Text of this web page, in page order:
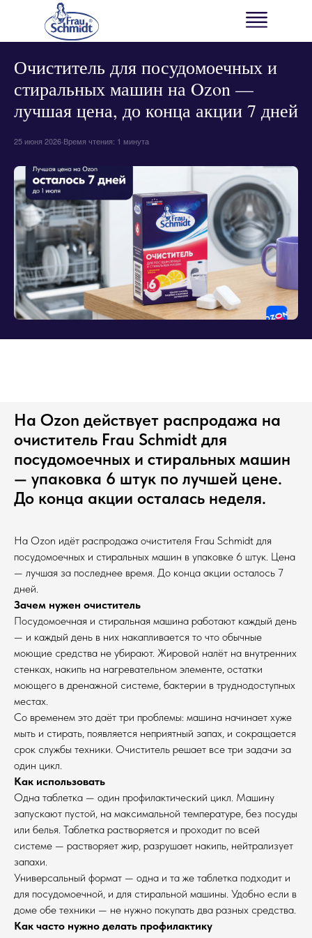
← ВСЕ НОВОСТИ НОВОСТИ БРЕНДА
Очиститель для посудомоечных и
стиральных машин на Ozon —
лучшая цена, до конца акции 7 дней
25 июня 2026·Время чтения: 1 минута
На Ozon действует распродажа на
очиститель Frau Schmidt для
посудомоечных и стиральных машин
— упаковка 6 штук по лучшей цене.
До конца акции осталась неделя.
На Ozon идёт распродажа очистителя Frau Schmidt для
посудомоечных и стиральных машин в упаковке 6 штук. Цена
— лучшая за последнее время. До конца акции осталось 7
дней.
Зачем нужен очиститель
Посудомоечная и стиральная машина работают каждый день
— и каждый день в них накапливается то что обычные
моющие средства не убирают. Жировой налёт на внутренних
стенках, накипь на нагревательном элементе, остатки
моющего в дренажной системе, бактерии в труднодоступных
местах.
Со временем это даёт три проблемы: машина начинает хуже
мыть и стирать, появляется неприятный запах, и сокращается
срок службы техники. Очиститель решает все три задачи за
один цикл.
Как использовать
Одна таблетка — один профилактический цикл. Машину
запускают пустой, на максимальной температуре, без посуды
или белья. Таблетка растворяется и проходит по всей
системе — растворяет жир, разрушает накипь, нейтрализует
запахи.
Универсальный формат — одна и та же таблетка подходит и
для посудомоечной, и для стиральной машины. Удобно если в
доме обе техники — не нужно покупать два разных средства.
Как часто нужно делать профилактику